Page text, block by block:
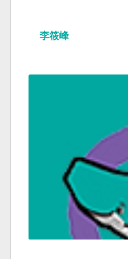
李筱峰